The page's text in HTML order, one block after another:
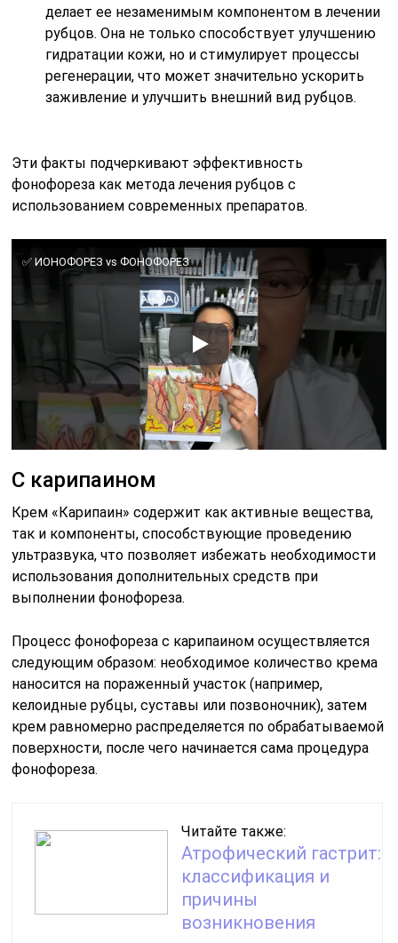
делает ее незаменимым компонентом в лечении
рубцов. Она не только способствует улучшению
гидратации кожи, но и стимулирует процессы
регенерации, что может значительно ускорить
заживление и улучшить внешний вид рубцов.
Эти факты подчеркивают эффективность
фонофореза как метода лечения рубцов с
использованием современных препаратов.
✅ ИОНОФОРЕЗ vs ФОНОФОРЕЗ
С карипаином
Крем «Карипаин» содержит как активные вещества,
так и компоненты, способствующие проведению
ультразвука, что позволяет избежать необходимости
использования дополнительных средств при
выполнении фонофореза.
Процесс фонофореза с карипаином осуществляется
следующим образом: необходимое количество крема
наносится на пораженный участок (например,
келоидные рубцы, суставы или позвоночник), затем
крем равномерно распределяется по обрабатываемой
поверхности, после чего начинается сама процедура
фонофореза.
Читайте также:
Атрофический гастрит:
классификация и
причины
возникновения